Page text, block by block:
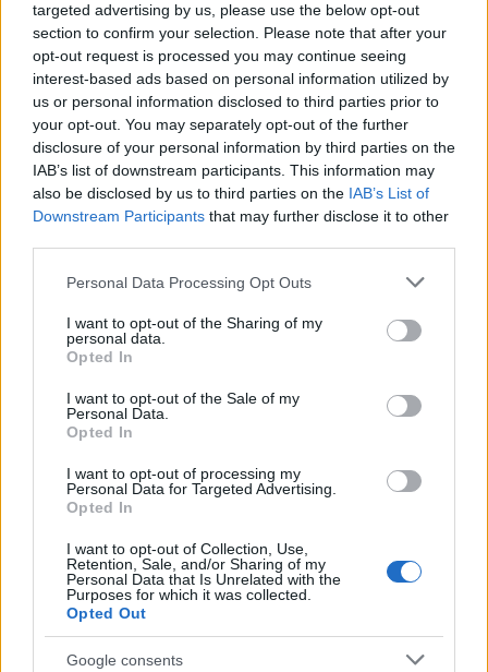
targeted advertising by us, please use the below opt-out
section to confirm your selection. Please note that after your
opt-out request is processed you may continue seeing
interest-based ads based on personal information utilized by
us or personal information disclosed to third parties prior to
your opt-out. You may separately opt-out of the further
disclosure of your personal information by third parties on the
IAB’s list of downstream participants. This information may
also be disclosed by us to third parties on the IAB’s List of
Downstream Participants that may further disclose it to other
Please note that this website/app uses one or more Google
not limited to your visit or usage behaviour. You may click to
grant or deny consent to Google and its third-party tags to
use your data for below specified purposes in below Google
consent section.
Personal Data Processing Opt Outs
I want to opt-out of the Sharing of my
personal data.
Opted In
I want to opt-out of the Sale of my
Personal Data.
Opted In
I want to opt-out of processing my
Personal Data for Targeted Advertising.
Opted In
I want to opt-out of Collection, Use,
Retention, Sale, and/or Sharing of my
Personal Data that Is Unrelated with the
Purposes for which it was collected.
Opted Out
Google consents
UNITED SOUTH .. Supporters Of
Jó hangulat várható vasárnapra
2012. augusztus 02.
Családi nap, fanatikus szurkolótáborok. Ezek azok
Diósgyőr meccsen meghatározó elemek lehetnek. ...
600 jegy a diósgyőriek részére